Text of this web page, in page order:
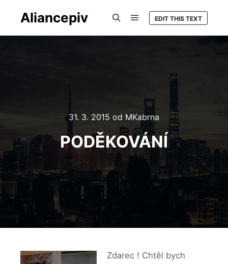
Aliancepiv EDIT THIS TEXT
31. 3. 2015 od MKabrna
PODĚKOVÁNÍ
Zdarec ! Chtěl bych